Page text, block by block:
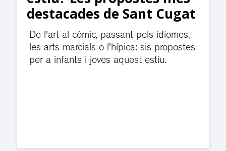
destacades de Sant Cugat
De l'art al còmic, passant pels idiomes,
les arts marcials o l'hípica: sis propostes
per a infants i joves aquest estiu.